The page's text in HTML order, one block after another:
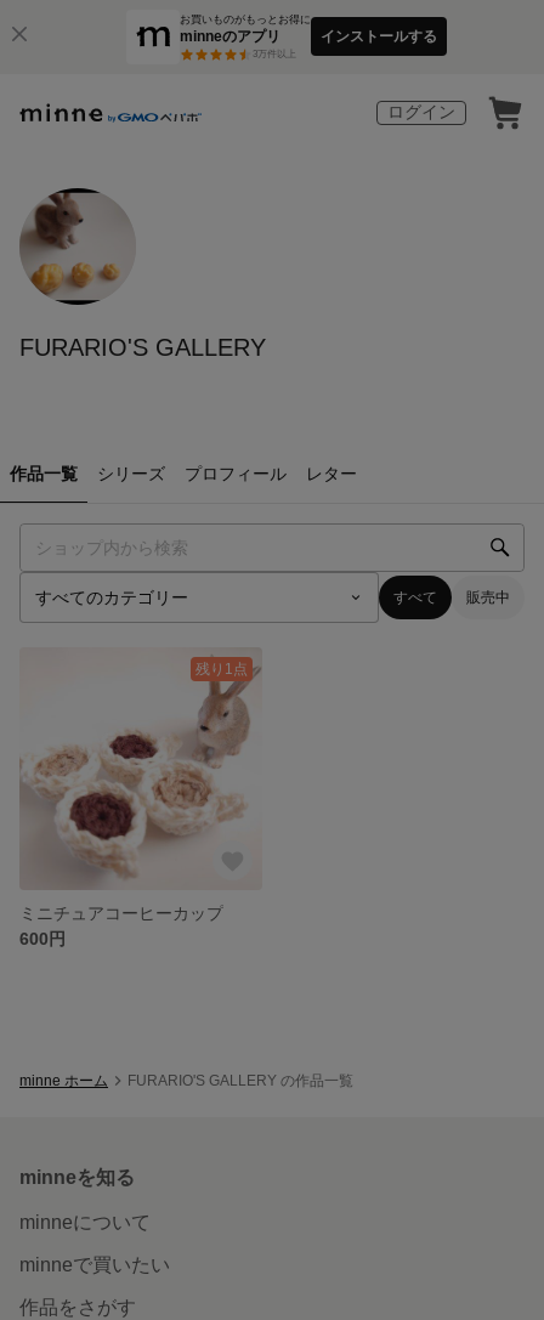
お買いものがもっとお得に
minneのアプリ
3万件以上
インストールする
ログイン
FURARIO'S GALLERY
作品一覧 シリーズ プロフィール レター
すべて 販売中
残り1点
ミニチュアコーヒーカップ
600円
minne ホーム FURARIO'S GALLERY の作品一覧
minneを知る
minneについて
minneで買いたい
作品をさがす